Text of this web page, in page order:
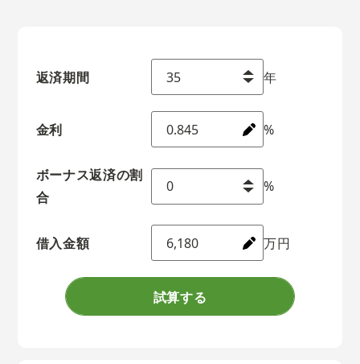
返済期間 年
金利 %
ボーナス返済の割
合
%
借入金額 万円
試算する